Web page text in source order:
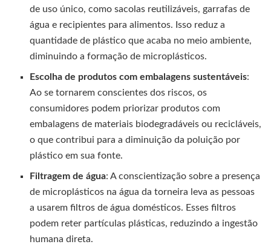
de uso único, como sacolas reutilizáveis, garrafas de
água e recipientes para alimentos. Isso reduz a
quantidade de plástico que acaba no meio ambiente,
diminuindo a formação de microplásticos.
Escolha de produtos com embalagens sustentáveis:
Ao se tornarem conscientes dos riscos, os
consumidores podem priorizar produtos com
embalagens de materiais biodegradáveis ou recicláveis,
o que contribui para a diminuição da poluição por
plástico em sua fonte.
Filtragem de água: A conscientização sobre a presença
de microplásticos na água da torneira leva as pessoas
a usarem filtros de água domésticos. Esses filtros
podem reter partículas plásticas, reduzindo a ingestão
humana direta.